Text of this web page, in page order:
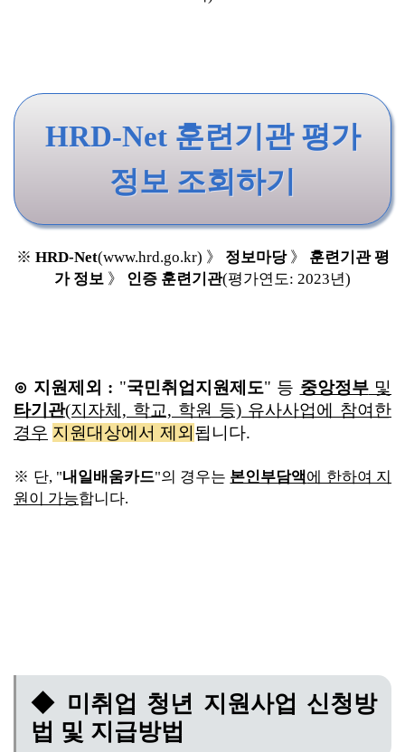
HRD-Net 훈련기관 평가
정보 조회하기
※ HRD-Net(www.hrd.go.kr) 》 정보마당》 훈련기관 평
가 정보 》 인증 훈련기관(평가연도: 2023년)
⊙ 지원제외 : "국민취업지원제도" 등 중앙정부및
타기관(지자체, 학교, 학원 등) 유사사업에 참여한
경우 지원대상에서 제외 됩니다.
※ 단, "내일배움카드"의 경우는 본인부담액에 한하여 지
원이 가능합니다.
◆ 미취업 청년 지원사업 신청방
법 및 지급방법